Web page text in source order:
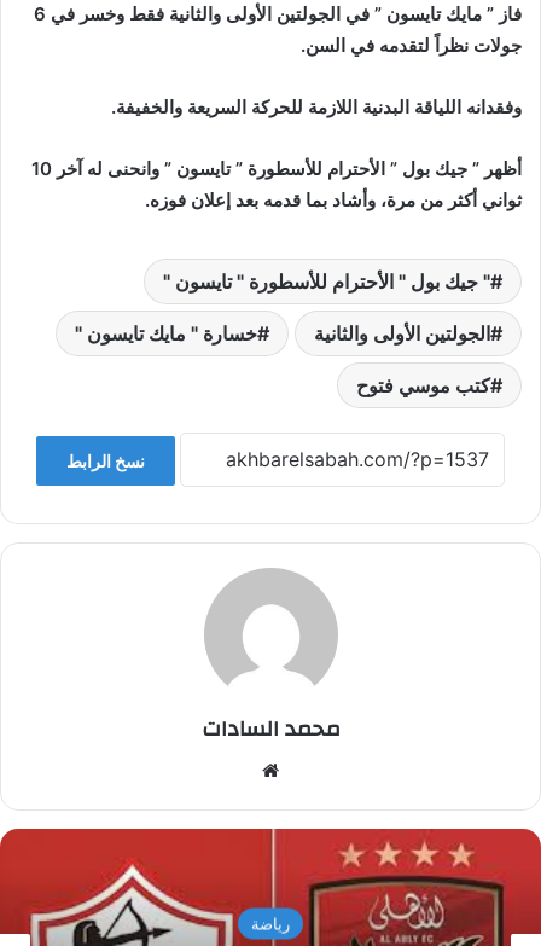
فاز ” مايك تايسون ” في الجولتين الأولى والثانية فقط وخسر في 6
جولات نظراً لتقدمه في السن.
وفقدانه اللياقة البدنية اللازمة للحركة السريعة والخفيفة.
أظهر ” جيك بول ” الأحترام للأسطورة ” تايسون ” وانحنى له آخر 10
ثواني أكثر من مرة، وأشاد بما قدمه بعد إعلان فوزه.
" جيك بول " الأحترام للأسطورة " تايسون "
الجولتين الأولى والثانية خسارة " مايك تايسون "
كتب موسي فتوح
نسخ الرابط
محمد السادات
رياضة